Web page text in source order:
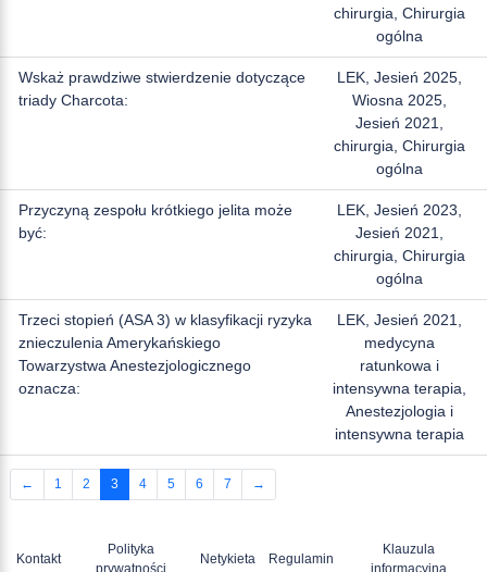
chirurgia, Chirurgia
ogólna
Wskaż prawdziwe stwierdzenie dotyczące
triady Charcota:
LEK, Jesień 2025,
Wiosna 2025,
Jesień 2021,
chirurgia, Chirurgia
ogólna
Przyczyną zespołu krótkiego jelita może
być:
LEK, Jesień 2023,
Jesień 2021,
chirurgia, Chirurgia
ogólna
Trzeci stopień (ASA 3) w klasyfikacji ryzyka
znieczulenia Amerykańskiego
Towarzystwa Anestezjologicznego
oznacza:
LEK, Jesień 2021,
medycyna
ratunkowa i
intensywna terapia,
Anestezjologia i
intensywna terapia
← 1 2 3 4 5 6 7 →
Kontakt
Polityka
prywatności
Netykieta Regulamin
Klauzula
informacyjna